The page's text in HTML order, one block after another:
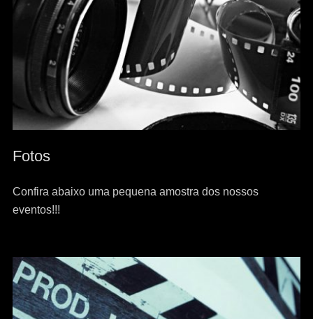
Fotos
Confira abaixo uma pequena amostra dos nossos
eventos!!!